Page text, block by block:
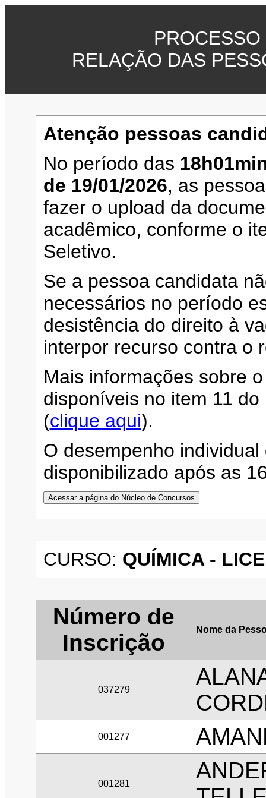
RELAÇÃO DAS
Atenção pessoas
No período das
de 19/01/2026, as
fazer o upload da
acadêmico, conforme o
Seletivo.
Se a pessoa candidata
necessários no período
desistência do direito à
interpor recurso contra o
Mais informações sobre
disponíveis no item 11
(clique aqui).
O desempenho
disponibilizado após as
CURSO: QUÍMICA -
Número de
Inscrição
Nome da
037279
001277
001281